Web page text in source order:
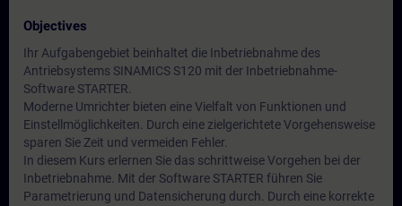
Objectives
Ihr Aufgabengebiet beinhaltet die Inbetriebnahme des
Antriebsystems SINAMICS S120 mit der Inbetriebnahme-
Software STARTER.
Moderne Umrichter bieten eine Vielfalt von Funktionen und
Einstellmöglichkeiten. Durch eine zielgerichtete Vorgehensweise
sparen Sie Zeit und vermeiden Fehler.
In diesem Kurs erlernen Sie das schrittweise Vorgehen bei der
Inbetriebnahme. Mit der Software STARTER führen Sie
Parametrierung und Datensicherung durch. Durch eine korrekte